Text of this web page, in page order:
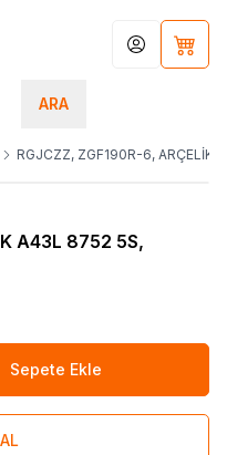
ARA
Hesabım
RGJCZZ, ZGF190R-6,
A43L 8752 5S,
Sepete Ekle